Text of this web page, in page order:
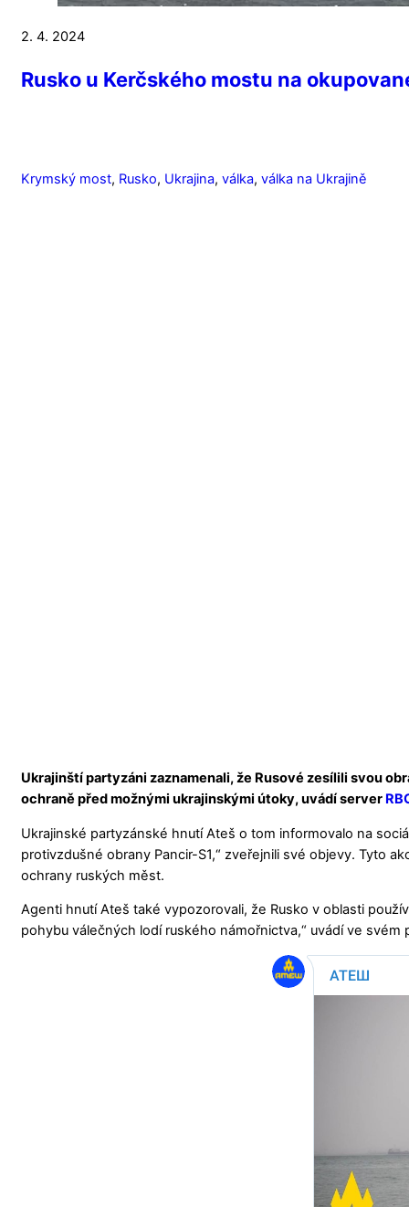
2. 4. 2024
Rusko u Kerčského mostu na
Krymský most, Rusko, Ukrajina, válka, válka na Ukrajině
Ukrajinští partyzáni zaznamenali, že Rusové zesílili svou
ochraně před možnými ukrajinskými útoky, uvádí server
Ukrajinské partyzánské hnutí Ateš o tom informovalo na
protivzdušné obrany Pancir-S1,“ zveřejnili své objevy. Tyto
ochrany ruských měst.
Agenti hnutí Ateš také vypozorovali, že Rusko v oblasti
pohybu válečných lodí ruského námořnictva,“ uvádí ve svém